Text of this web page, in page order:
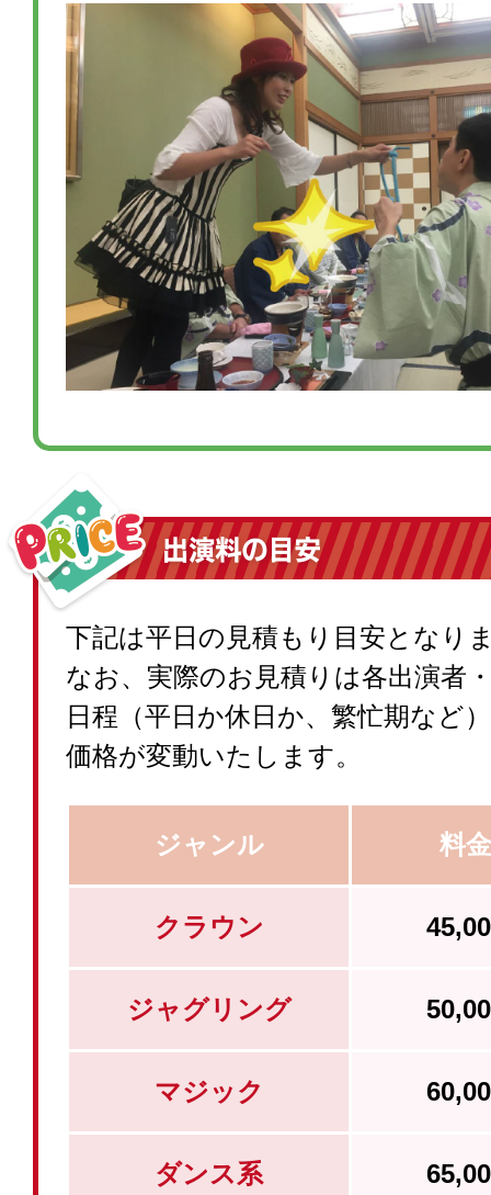
下記は平日の見積もり目安となり
なお、実際のお見積りは各出演者
日程（平日か休日か、繁忙期など
価格が変動いたします。
ジャンル 料
クラウン
ジャグリング
マジック
ダンス系